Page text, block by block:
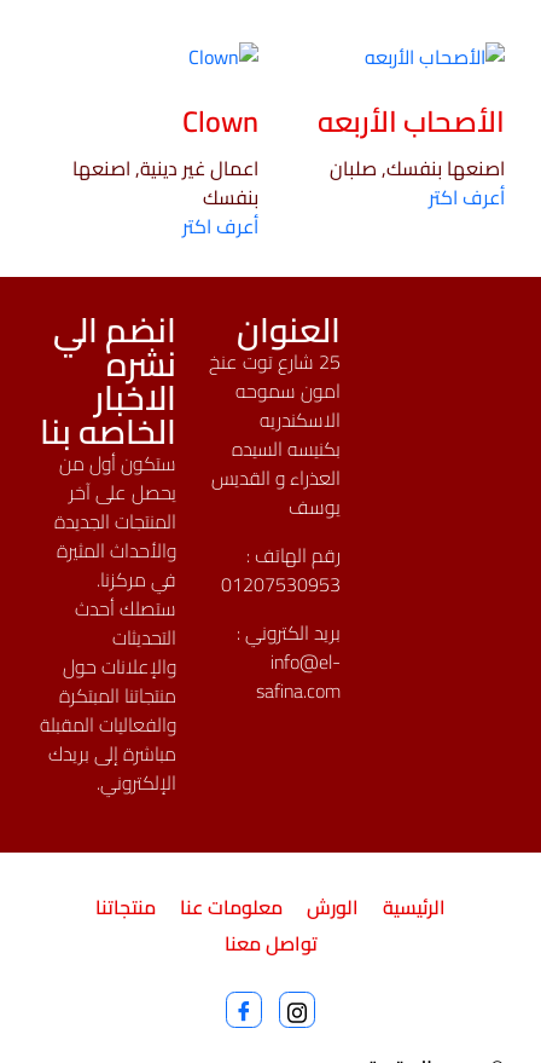
الأصحاب الأربعه
اصنعها بنفسك, صلبان
أعرف اكتر
Clown
اعمال غير دينية, اصنعها
بنفسك
أعرف اكتر
العنوان
25 شارع توت عنخ
امون سموحه
الاسكندريه
بكنيسه السيده
العذراء و القديس
يوسف
رقم الهاتف :
01207530953
بريد الكتروني :
info@el-
safina.com
انضم الي
نشره
الاخبار
الخاصه بنا
ستكون أول من
يحصل على آخر
المنتجات الجديدة
والأحداث المثيرة
في مركزنا.
ستصلك أحدث
التحديثات
والإعلانات حول
منتجاتنا المبتكرة
والفعاليات المقبلة
مباشرة إلى بريدك
الإلكتروني.
الرئيسية الورش معلومات عنا
منتجاتنا
تواصل معنا